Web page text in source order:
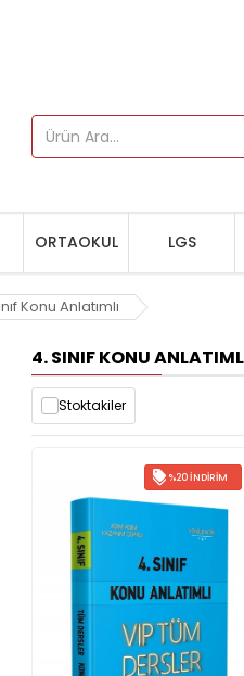
ORTAOKUL LGS
Konu Anlatımlı
4. SINIF KONU
Stoktakiler
%20 İNDIRIM